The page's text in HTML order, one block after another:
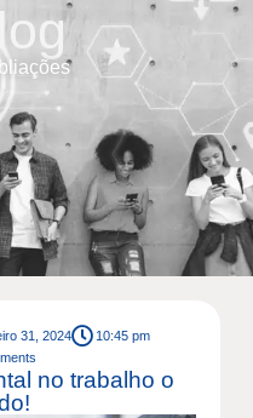
31, 2024
10:45 pm
no trabalho o